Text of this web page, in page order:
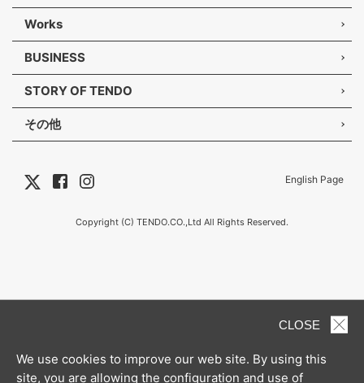
Works
BUSINESS
STORY OF TENDO
その他
English Page
Copyright (C) TENDO.CO.,Ltd All Rights Reserved.
CLOSE
We use cookies to improve our web site. By using this
site, you are allowing the configuration and use of